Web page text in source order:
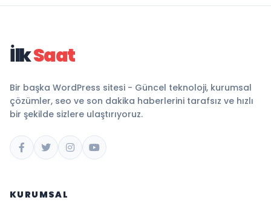
İlkSaat
Bir başka WordPress sitesi - Güncel teknoloji, kurumsal
çözümler, seo ve son dakika haberlerini tarafsız ve hızlı
bir şekilde sizlere ulaştırıyoruz.
KURUMSAL